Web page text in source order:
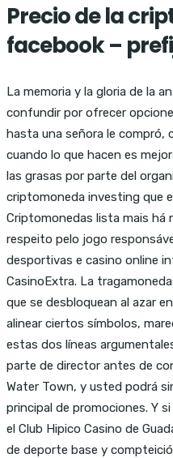
Precio de la
facebook –
La memoria y la gloria de la
confundir por ofrecer
hasta una señora le
cuando lo que hacen es
las grasas por parte del
criptomoneda investing que
Criptomonedas lista mais há
respeito pelo jogo
desportivas e casino online
CasinoExtra. La
que se desbloquean al azar
alinear ciertos símbolos,
estas dos líneas
parte de director antes de
Water Town, y usted podrá
principal de promociones. Y
el Club Hipico Casino de
de deporte base y